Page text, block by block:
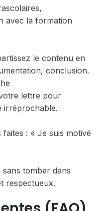
avec la formation
le contenu en
conclusion.
lettre pour
irréprochable.
: « Je suis motivé
tomber dans
respectueux.